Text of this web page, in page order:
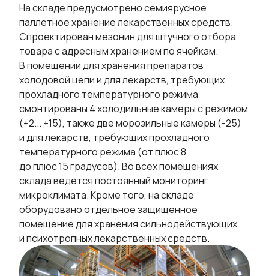
На складе предусмотрено семиярусное
паллетное хранение лекарственных средств.
Спроектирован мезонин для штучного отбора
товара с адресным хранением по ячейкам.
В помещении для хранения препаратов
холодовой цепи и для лекарств, требующих
прохладного температурного режима
смонтированы 4 холодильные камеры с режимом
(+2... +15), также две морозильные камеры (-25)
и для лекарств, требующих прохладного
температурного режима (от плюс 8
до плюс 15 градусов). Во всех помещениях
склада ведется постоянный мониторинг
микроклимата. Кроме того, на складе
оборудовано отдельное защищенное
помещение для хранения сильнодействующих
и психотропных лекарственных средств.